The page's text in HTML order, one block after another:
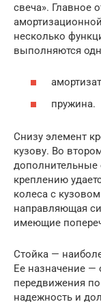
свеча». Главное
несколько
выполняются
пружина.
Снизу элемент
кузову. Во
дополнительные
креплению
колеса с
направляющая
имеющие
Стойка —
Ее назначение —
передвижения
надежность и